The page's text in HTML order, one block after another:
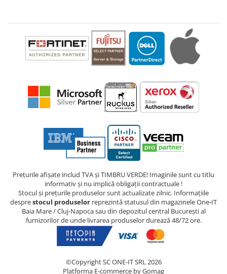
Prețurile afișate includ TVA și TIMBRU VERDE! Imaginile sunt cu titlu
informativ și nu implică obligații contractuale !
Stocul și prețurile produselor sunt actualizate zilnic. Informațiile
desprestocul produselor reprezintă statusul din magazinele One-IT
Baia Mare / Cluj-Napoca sau din depozitul central București al
furnizorilor de unde livrarea produselor durează 48/72 ore.
©Copyright SC ONE-IT SRL 2026
Platforma E-commerce by Gomag